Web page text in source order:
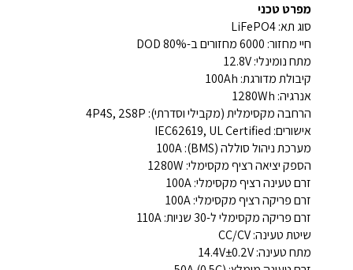
מפרט טכני
סוג תא: LiFePO4
חיי מחזור: 6000 מחזורים ב-80% DOD
מתח נומינלי: 12.8V
קיבולת מדורגת: 100Ah
אנרגיה: 1280Wh
הרחבה מקסימלית (מקבילי וסדרתי): 4P4S, 2S8P
אישורים: IEC62619, UL Certified
מערכת ניהול סוללה (BMS): 100A
הספק יציאה רציף מקסימלי: 1280W
זרם טעינה רציף מקסימלי: 100A
זרם פריקה רציף מקסימלי: 100A
זרם פריקה מקסימלי ל-30 שניות: 110A
שיטת טעינה: CC/CV
מתח טעינה: 14.4V±0.2V